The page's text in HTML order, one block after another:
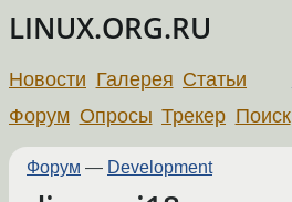
LINUX.ORG.RU
Новости Галерея Статьи
Форум Опросы Трекер Поиск
Форум — Development